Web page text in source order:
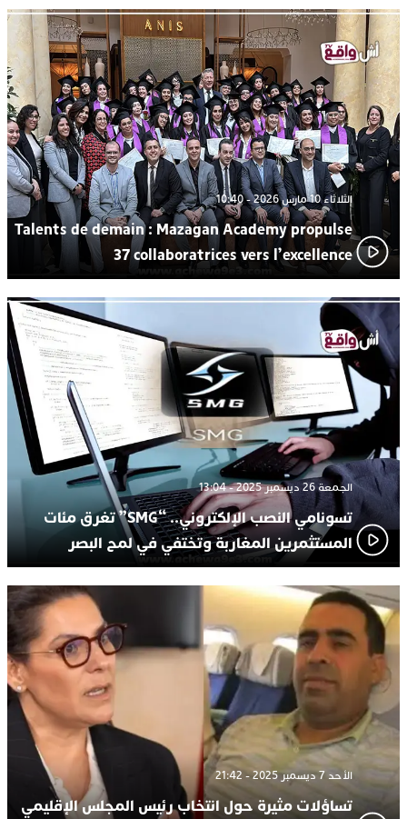
19:11يقظة أمنية تنهي كابوس الفتاة القاصر: كواليس مثيرة لعملية تحرير
رهينتين من قبضة ذي سوابق بالجديدة
17:27اتحاد المقاولات الإعلامية يقود قاطرة التكوين بالجديدة ويستضيف
الإعلامي سعيد بلفقير في دورة استثنائية
الثلاثاء 10 مارس 2026 - 10:40
Talents de demain : Mazagan Academy propulse
37 collaboratrices vers l’excellence
الجمعة 26 ديسمبر 2025 - 13:04
تسونامي النصب الإلكتروني.. “SMG” تغرق مئات
المستثمرين المغاربة وتختفي في لمح البصر
الأحد 7 ديسمبر 2025 - 21:42
تساؤلات مثيرة حول انتخاب رئيس المجلس الإقليمي